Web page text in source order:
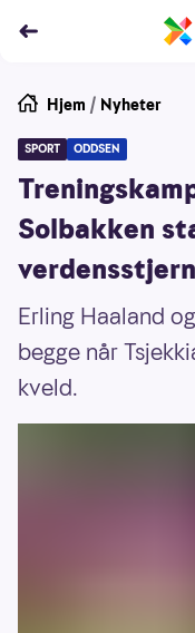
Hjem / Nyheter
SPORT ODDSEN
Solbakken
Erling Haaland
begge når
kveld.